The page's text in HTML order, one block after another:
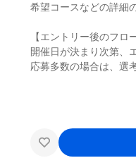
希望コースなどの詳細
【エントリー後のフロー
開催日が決まり次第、
応募多数の場合は、選